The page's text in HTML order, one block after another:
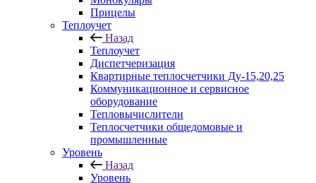
Прицелы
Теплоучет
Назад
Теплоучет
Диспетчеризация
Квартирные теплосчетчики Ду-15,20,25
Коммуникационное и сервисное
оборудование
Тепловычислители
Теплосчетчики общедомовые и
промышленные
Уровень
Назад
Уровень